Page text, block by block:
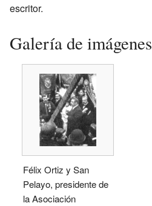
escritor.
Galería de imágenes
Félix Ortiz y San
Pelayo, presidente de
la Asociación